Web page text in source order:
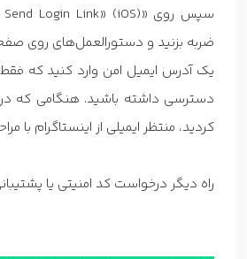
ضربه بزنید و دستورالعمل‌های روی
یک آدرس ایمیل امن وارد کنید که
دسترسی داشته باشید. هنگامی که
کردید، منتظر ایمیلی از اینستاگرام با
راه دیگر درخواست کد امنیتی یا